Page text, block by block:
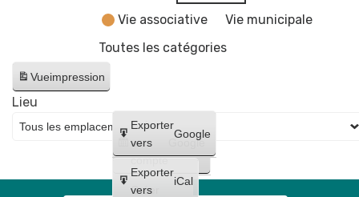
Vie associative
Vie municipale
Toutes les catégories
Vueimpression
Créer
un
compte
Google
Créer
Exporter
vers
Google
Exporter
vers
iCal
Lieu